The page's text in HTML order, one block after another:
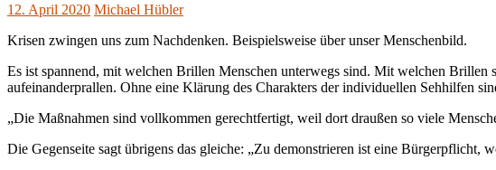
12. April 2020 Michael Hübler
Krisen zwingen uns zum Nachdenken. Beispielsweise über unser Menschenbild.
Es ist spannend, mit welchen Brillen Menschen unterwegs sind. Mit welchen Brillen
aufeinanderprallen. Ohne eine Klärung des Charakters der individuellen Sehhilfen
„Die Maßnahmen sind vollkommen gerechtfertigt, weil dort draußen so viele
Die Gegenseite sagt übrigens das gleiche: „Zu demonstrieren ist eine Bürgerpflicht,